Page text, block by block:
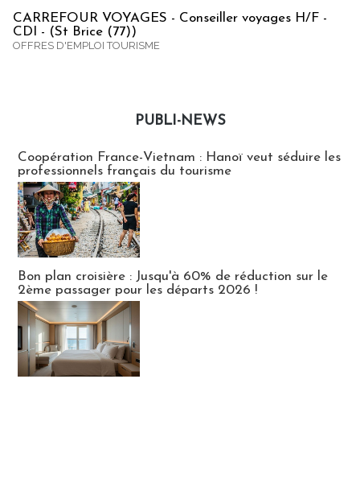
CARREFOUR VOYAGES - Conseiller voyages H/F -
CDI - (St Brice (77))
OFFRES D'EMPLOI TOURISME
PUBLI-NEWS
Coopération France-Vietnam : Hanoï veut séduire les
professionnels français du tourisme
Bon plan croisière : Jusqu'à 60% de réduction sur le
2ème passager pour les départs 2026 !